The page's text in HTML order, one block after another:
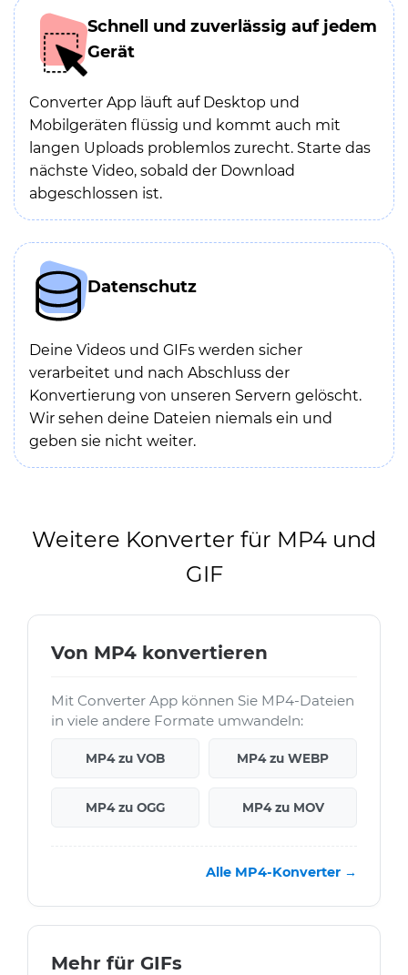
Schnell und zuverlässig auf jedem
Gerät
Converter App läuft auf Desktop und
Mobilgeräten flüssig und kommt auch mit
langen Uploads problemlos zurecht. Starte das
nächste Video, sobald der Download
abgeschlossen ist.
Datenschutz
Deine Videos und GIFs werden sicher
verarbeitet und nach Abschluss der
Konvertierung von unseren Servern gelöscht.
Wir sehen deine Dateien niemals ein und
geben sie nicht weiter.
Weitere Konverter für MP4 und
GIF
Von MP4 konvertieren
Mit Converter App können Sie MP4-Dateien
in viele andere Formate umwandeln:
MP4 zu VOB MP4 zu WEBP
MP4 zu OGG MP4 zu MOV
Alle MP4-Konverter →
Mehr für GIFs